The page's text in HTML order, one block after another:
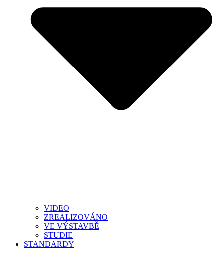
VIDEO
ZREALIZOVÁNO
VE VÝSTAVBĚ
STUDIE
STANDARDY